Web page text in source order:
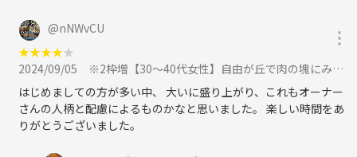
@nNWvCU
★★★★★
2024/09/05
※2枠増【30～40代女性】自由が丘で肉の塊にみんなで挑む！『マロリーポークステーキ』に参加
はじめましての方が多い中、 大いに盛り上がり、これもオーナー
さんの人柄と配慮によるものかなと思いました。 楽しい時間をあ
りがとうございました。